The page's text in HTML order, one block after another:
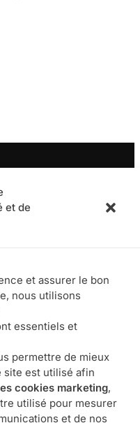
et de
et assurer le bon
nous utilisons
essentiels et
permettre de mieux
site est utilisé afin
cookies marketing,
utilisé pour mesurer
et de nos
Nous rejoindre
Offres d'emploi